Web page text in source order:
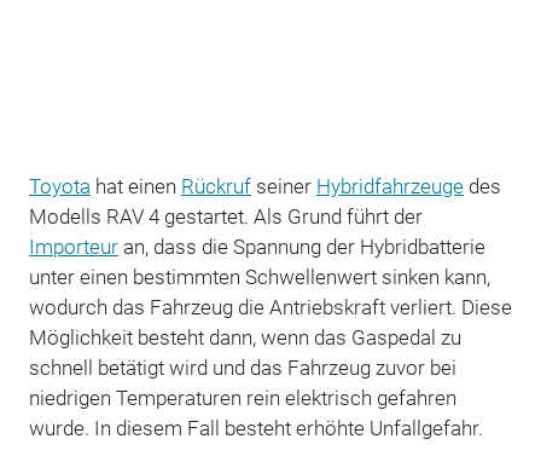
Toyota hat einen Rückrufseiner Hybridfahrzeugedes
Modells RAV 4 gestartet. Als Grund führt der
Importeuran, dass die Spannung der Hybridbatterie
unter einen bestimmten Schwellenwert sinken kann,
wodurch das Fahrzeug die Antriebskraft verliert. Diese
Möglichkeit besteht dann, wenn das Gaspedal zu
schnell betätigt wird und das Fahrzeug zuvor bei
niedrigen Temperaturen rein elektrisch gefahren
wurde. In diesem Fall besteht erhöhte Unfallgefahr.